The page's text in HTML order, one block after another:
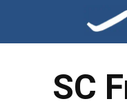
SC